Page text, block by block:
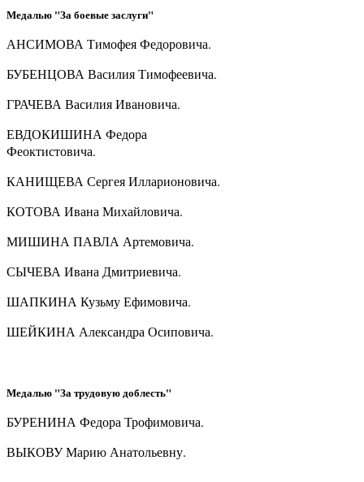
Медалью "За боевые заслуги"
АНСИМОВА Тимофея Федоровича.
БУБЕНЦОВА Василия Тимофеевича.
ГРАЧЕВА Василия Ивановича.
ЕВДОКИШИНА Федора
Феоктистовича.
КАНИЩЕВА Сергея Илларионовича.
КОТОВА Ивана Михайловича.
МИШИНА ПАВЛА Артемовича.
СЫЧЕВА Ивана Дмитриевича.
ШАПКИНА Кузьму Ефимовича.
ШЕЙКИНА Александра Осиповича.
Медалью "За трудовую доблесть"
БУРЕНИНА Федора Трофимовича.
ВЫКОВУ Марию Анатольевну.